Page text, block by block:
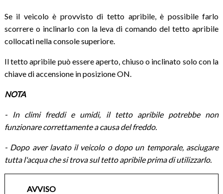
Se il veicolo è provvisto di tetto apribile, è possibile farlo
scorrere o inclinarlo con la leva di comando del tetto apribile
collocati nella console superiore.
Il tetto apribile può essere aperto, chiuso o inclinato solo con la
chiave di accensione in posizione ON.
NOTA
- In climi freddi e umidi, il tetto apribile potrebbe non
funzionare correttamente a causa del freddo.
- Dopo aver lavato il veicolo o dopo un temporale, asciugare
tutta l'acqua che si trova sul tetto apribile prima di utilizzarlo.
AVVISO